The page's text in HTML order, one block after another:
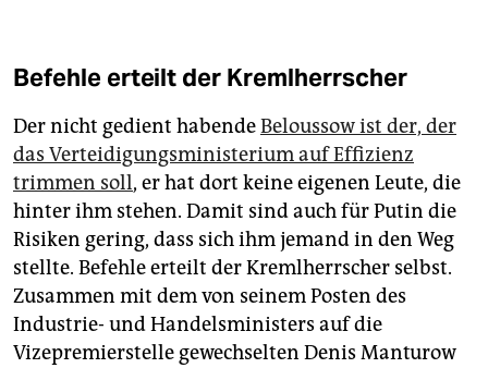
Befehle erteilt der Kremlherrscher
Der nicht gedient habendeBeloussow ist der, der
das Verteidigungsministerium auf Effizienz
trimmen soll, er hat dort keine eigenen Leute, die
hinter ihm stehen. Damit sind auch für Putin die
Risiken gering, dass sich ihm jemand in den Weg
stellte. Befehle erteilt der Kremlherrscher selbst.
Zusammen mit dem von seinem Posten des
Industrie- und Handelsministers auf die
Vizepremierstelle gewechselten Denis Manturow